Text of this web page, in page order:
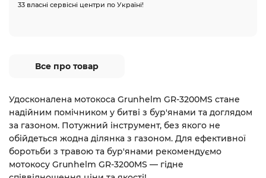
33 власні сервісні центри по Україні!
Все про товар
Удосконалена мотокоса Grunhelm GR-3200MS стане
надійним помічником у битві з бур'янами та доглядом
за газоном. Потужний інструмент, без якого не
обійдеться жодна ділянка з газоном. Для ефективної
боротьби з травою та бур'янами рекомендуємо
мотокосу Grunhelm GR-3200MS — гідне